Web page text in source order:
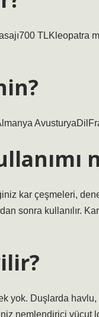
TLKleopatra
kar çeşmeleri,
sonra kullanılır.
yok. Duşlarda
nemlendirici vücut